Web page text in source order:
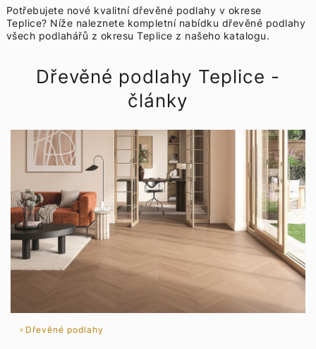
Potřebujete nové kvalitní dřevěné podlahy v okrese
Teplice? Níže naleznete kompletní nabídku dřevěné podlahy
všech podlahářů z okresu Teplice z našeho katalogu.
Dřevěné podlahy Teplice -
články
Dřevěné podlahy